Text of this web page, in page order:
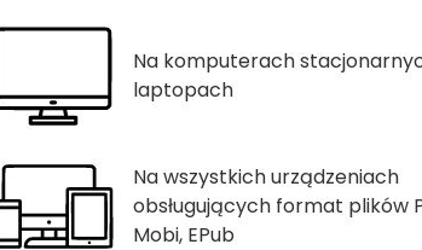
Na komputerach
laptopach
Na wszystkich urządzeniach
obsługujących format plików
Mobi, EPub